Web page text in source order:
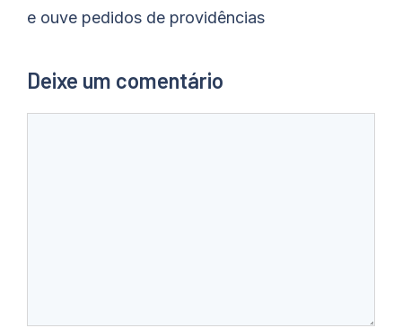
e ouve pedidos de providências
Deixe um comentário